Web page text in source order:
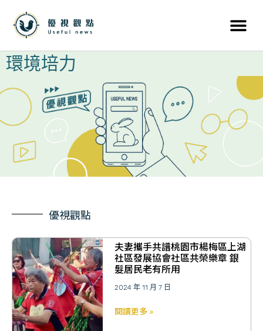
環境培力
優視觀點
夫妻攜手共譜桃園市楊梅區上湖
社區發展協會社區共榮樂章 銀
髮居民老有所用
2024 年 11 月 7 日
閱讀更多 »